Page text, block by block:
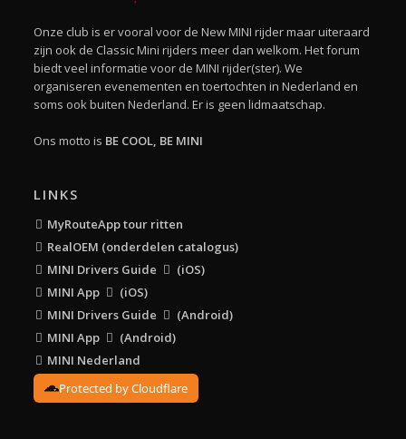
Onze club is er vooral voor de New MINI rijder maar uiteraard
zijn ook de Classic Mini rijders meer dan welkom. Het forum
biedt veel informatie voor de MINI rijder(ster). We
organiseren evenementen en toertochten in Nederland en
soms ook buiten Nederland. Er is geen lidmaatschap.
Ons motto is BE COOL, BE MINI
LINKS
MyRouteApp tour ritten
RealOEM (onderdelen catalogus)
MINI Drivers Guide
(iOS)
MINI App
(iOS)
MINI Drivers Guide
(Android)
MINI App
(Android)
MINI Nederland
Protected by Cloudflare